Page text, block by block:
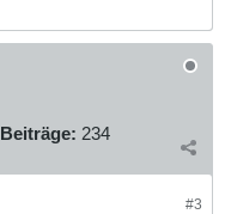
Beiträge: 234
#3